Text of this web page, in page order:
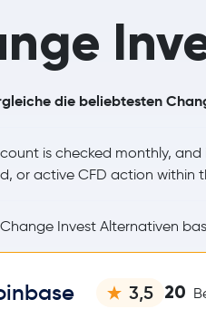
die beliebtesten
is checked monthly,
or active CFD action within
Invest Alternativen
3,5 20